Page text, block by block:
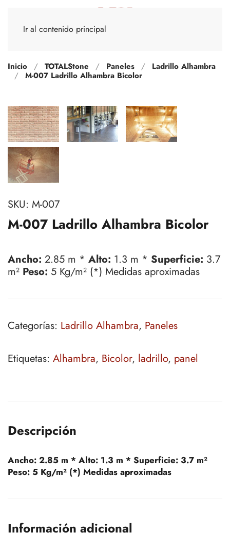
Ir al contenido principal
Inicio TOTALStone Paneles
Ladrillo Alhambra
M-007 Ladrillo Alhambra Bicolor
SKU: M-007
M-007 Ladrillo Alhambra Bicolor
Ancho: 2.85 m * Alto: 1.3 m * Superficie: 3.7
m² Peso: 5 Kg/m² (*) Medidas aproximadas
Categorías: Ladrillo Alhambra, Paneles
Etiquetas: Alhambra, Bicolor, ladrillo, panel
Descripción
Ancho: 2.85 m * Alto: 1.3 m * Superficie: 3.7 m²
Peso: 5 Kg/m² (*) Medidas aproximadas
Información adicional